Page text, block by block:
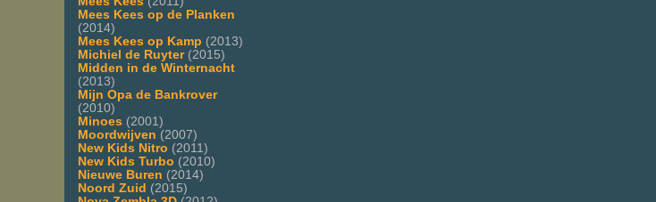
Mees Kees op de Planken
(2014)
Mees Kees op Kamp (2013)
Michiel de Ruyter(2015)
Midden in de Winternacht
(2013)
Mijn Opa de Bankrover
(2010)
Minoes (2001)
Moordwijven (2007)
New Kids Nitro (2011)
New Kids Turbo (2010)
Nieuwe Buren (2014)
Noord Zuid (2015)